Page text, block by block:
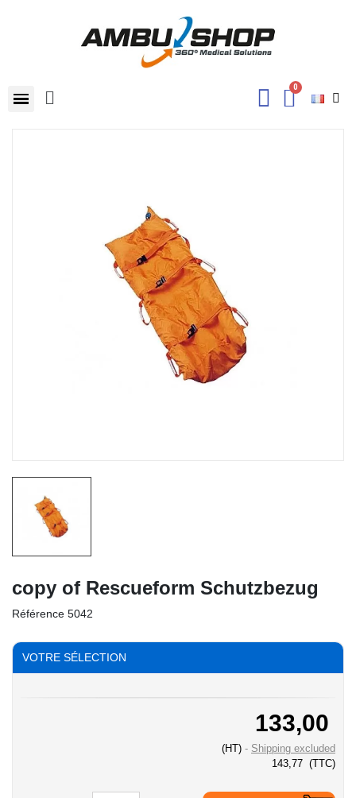
copy of Rescueform Schutzbezug
Référence 5042
VOTRE SÉLECTION
133,00
(HT)
Shipping excluded
143,77 (TTC)